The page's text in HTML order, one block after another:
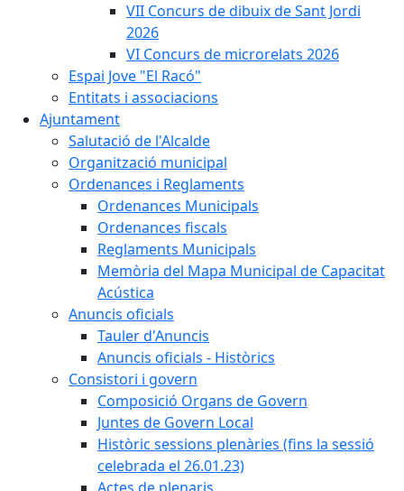
VII Concurs de dibuix de Sant Jordi
2026
VI Concurs de microrelats 2026
Espai Jove "El Racó"
Entitats i associacions
Ajuntament
Salutació de l'Alcalde
Organització municipal
Ordenances i Reglaments
Ordenances Municipals
Ordenances fiscals
Reglaments Municipals
Memòria del Mapa Municipal de Capacitat
Acústica
Anuncis oficials
Tauler d'Anuncis
Anuncis oficials - Històrics
Consistori i govern
Composició Organs de Govern
Juntes de Govern Local
Històric sessions plenàries (fins la sessió
celebrada el 26.01.23)